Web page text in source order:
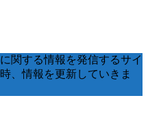
関する情報を発信するサイ
、情報を更新していきま